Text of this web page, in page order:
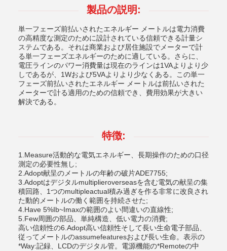
製品の説明:
単一フェーズ前払いされたエネルギー メートルは電力消費
の高精度な測定のために設計されている信頼できる計量シ
ステムである。それは商業および居住施設でメーターで計
る単一フェーズエネルギーのために適している。さらに、
電圧ラインのパワー消費量は現在のラインは1VAよりより少
しであるが、1Wおよび5VAよりより少なくある。この単一
フェーズ前払いされたエネルギー メートルは前払いされた
メーターで計る適用のための信頼でき、費用効果が大きい
解決である。
特徴:
1.Measure活動的な電気エネルギー、長期操作のための口径
測定の必要性無し;
2.Adopt献呈のメートルの年齢の破片ADE7755;
3.Adoptはデジタルmultiplieroverseasを含む電気の献呈の集
積回路、1つのmultipleactual積み過ぎを作る非常に改良され
た動的メートルの働く範囲を持続させた;
4.Have 5%Ib~Imaxの範囲のよい間違いの直線性;
5.Few周囲の部品、単純構造、低い電力の消費;
高い信頼性の6.Adopt高い信頼性そして長い生命電子部品、
従ってメートルのassumefeaturesおよび長い生命。表示の
*Way:記録、LCDのデジタル管。電源機能の*Remoteの中